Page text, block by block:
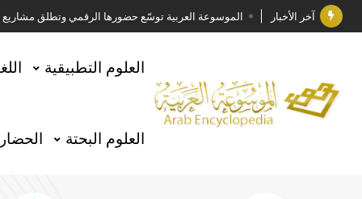
آخر الأخبار الموسوعة العربية توسّع حضورها الرقمي وتطلق مشاريع
جائزة مجمع الملك سلمان العالمي للغة العربية 2025
الأستاذ إياد خالد الطباع مدير عام لهيئة الموسوعة العربية
السيد محمد ياسين صالح وزيرا للثقافة
العلوم التطبيقية
العلوم البحتة